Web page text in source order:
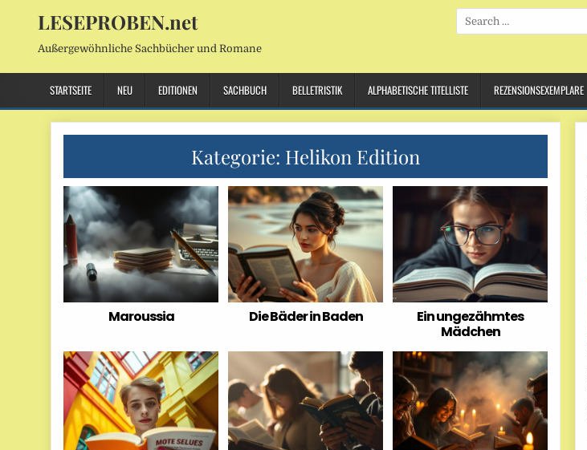
LESEPROBEN.net
Außergewöhnliche Sachbücher und Romane
Search
for:
STARTSEITE NEU EDITIONEN SACHBUCH BELLETRISTIK ALPHABETISCHE TITELLISTE REZENSIONSEXEMPLARE
Kategorie: Helikon Edition
Maroussia Die Bäder in Baden
Ein ungezähmtes
Mädchen